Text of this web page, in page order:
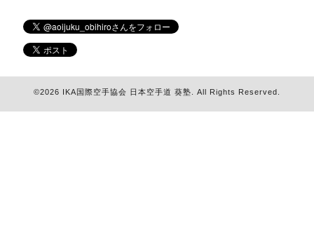
©2026 IKA国際空手協会 日本空手道 葵塾 . All Rights Reserved.